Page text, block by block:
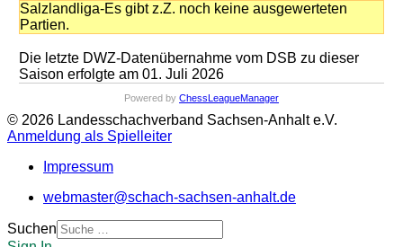
Salzlandliga-Es gibt z.Z. noch keine ausgewerteten
Partien.
Die letzte DWZ-Datenübernahme vom DSB zu dieser
Saison erfolgte am 01. Juli 2026
Powered by ChessLeagueManager
© 2026 Landesschachverband Sachsen-Anhalt e.V.
Anmeldung als Spielleiter
Impressum
webmaster@schach-sachsen-anhalt.de
Suchen